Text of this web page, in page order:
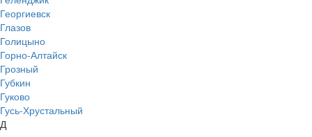
Георгиевск
Глазов
Голицыно
Горно-Алтайск
Грозный
Губкин
Гуково
Гусь-Хрустальный
Д